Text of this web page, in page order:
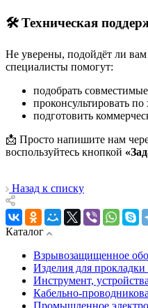
🛠 Техническая
Не уверены, подойдёт ли
специалисты помогут:
подобрать
проконсультировать
подготовить
📩 Просто напишите нам
воспользуйтесь кнопкой
Назад к списку
Каталог
Взрывозащищенное
Изделия для прокладки
Инструмент,
Кабельно-